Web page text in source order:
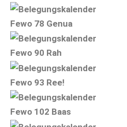
Fewo 78 Genua
Fewo 90 Rah
Fewo 93 Ree!
Fewo 102 Baas